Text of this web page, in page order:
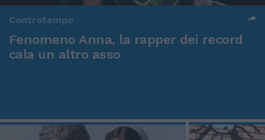
Controtempo
Fenomeno Anna, la rapper dei record
cala un altro asso